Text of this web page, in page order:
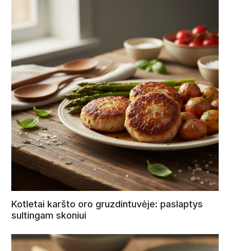
Kotletai karšto oro gruzdintuvėje: paslaptys
sultingam skoniui